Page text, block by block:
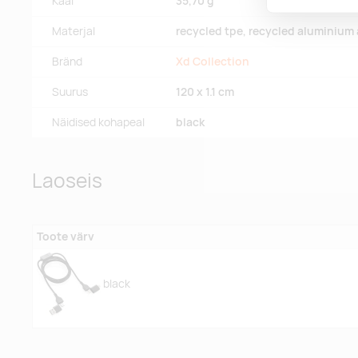
Materjal recycled tpe, recycled aluminium
Bränd Xd Collection
Suurus 120 x 1.1 cm
Näidised kohapeal black
Laoseis
Toote värv
black